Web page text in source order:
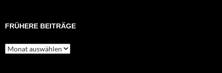
FRÜHERE BEITRÄGE
Frühere
Beiträge